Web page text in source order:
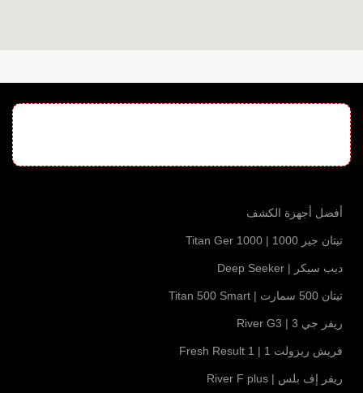
أفضل أجهزة الكشف
تيتان جير 1000 | Titan Ger 1000
ديب سيكر | Deep Seeker
تيتان 500 سمارت | Titan 500 Smart
ريفر جي 3 | River G3
فريش ريزولت 1 | Fresh Result 1
ريفر إف بلس | River F plus